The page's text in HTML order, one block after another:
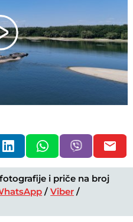
Play
Video
i priče na broj
/Viber /